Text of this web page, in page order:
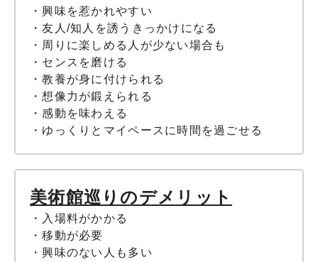
・興味を惹かれやすい
・友人/知人を誘うきっかけになる
・周りに楽しめる人が少ない場合も
・センスを磨ける
・教養が身に付けられる
・想像力が鍛えられる
・感動を味わえる
・ゆっくりとマイペースに時間を過ごせる
美術館巡りのデメリット
・入場料がかかる
・移動が必要
・興味のない人も多い